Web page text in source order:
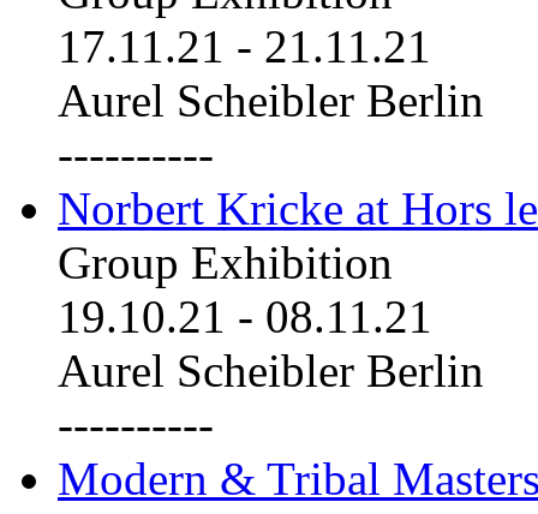
17.11.21 - 21.11.21
Aurel Scheibler Berlin
----------
Norbert Kricke at Hors
Group Exhibition
19.10.21 - 08.11.21
Aurel Scheibler Berlin
----------
Modern & Tribal